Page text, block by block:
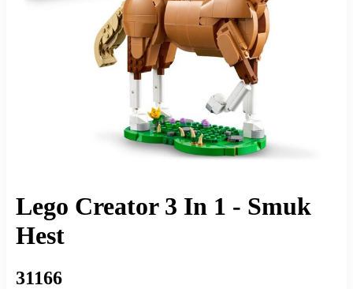
Lego Creator 3 In 1 - Smuk
Hest
31166